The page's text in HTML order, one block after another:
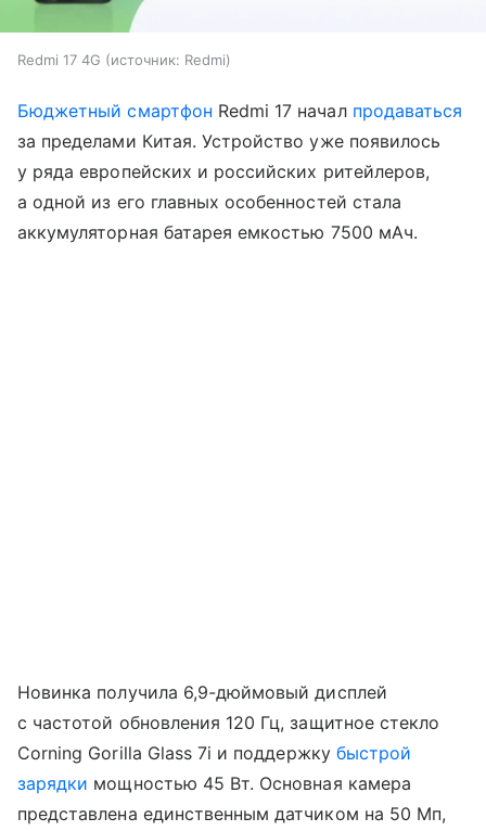
Redmi 17 4G источник: Redmi
Бюджетный смартфон Redmi 17 начал продаваться
за пределами Китая. Устройство уже появилось
у ряда европейских и российских ритейлеров,
а одной из его главных особенностей стала
аккумуляторная батарея емкостью 7500 мАч.
Новинка получила 6,9-дюймовый дисплей
с частотой обновления 120 Гц, защитное стекло
Corning Gorilla Glass 7i и поддержку быстрой
зарядки мощностью 45 Вт. Основная камера
представлена единственным датчиком на 50 Мп,